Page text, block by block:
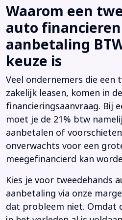
Waarom een
auto
aanbetaling
keuze is
Veel ondernemers die een
zakelijk leasen, komen in
financieringsaanvraag. Bij
moet je de 21% btw
aanbetalen of
onverwachts voor een
meegefinancierd kan
Kies je voor tweedehands
aanbetaling via onze
dat probleem niet. Omdat